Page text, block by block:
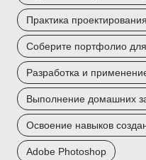
Практика
Соберите портфолио
Разработка и
Выполнение домашних
Освоение навыков
Adobe Photoshop